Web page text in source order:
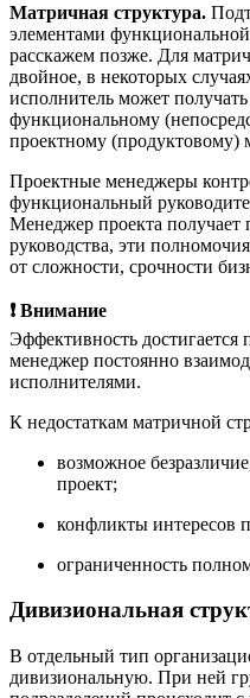
Матричная структура.
элементами
расскажем позже. Для
двойное, в некоторых
исполнитель может
функциональному
проектному (продуктовому)
Проектные менеджеры
функциональный
Менеджер проекта
руководства, эти
от сложности, срочности
❗️ Внимание
Эффективность
менеджер постоянно
исполнителями.
К недостаткам матричной
возможное
проект;
конфликты интересов
ограниченность
Дивизиональная
В отдельный тип
дивизиональную. При ней